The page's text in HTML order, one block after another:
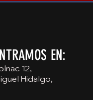
EN:
12,
Hidalgo,